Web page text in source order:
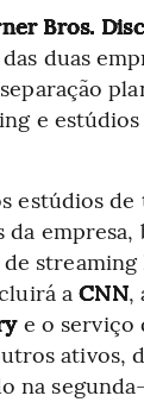
Bros.
duas
e estúdios
estúdios de
da empresa,
streaming
aCNN,
e o serviço
ativos,
na